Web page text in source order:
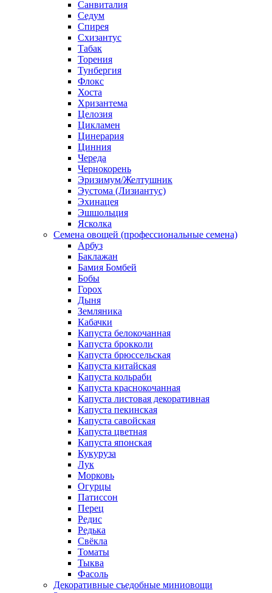
Санвиталия
Седум
Спирея
Схизантус
Табак
Торения
Тунбергия
Флокс
Хоста
Хризантема
Целозия
Цикламен
Цинерария
Цинния
Череда
Чернокорень
Эризимум/Желтушник
Эустома (Лизиантус)
Эхинацея
Эшшольция
Ясколка
Семена овощей (профессиональные семена)
Арбуз
Баклажан
Бамия Бомбей
Бобы
Горох
Дыня
Земляника
Кабачки
Капуста белокочанная
Капуста брокколи
Капуста брюссельская
Капуста китайская
Капуста кольраби
Капуста краснокочанная
Капуста листовая декоративная
Капуста пекинская
Капуста савойская
Капуста цветная
Капуста японская
Кукуруза
Лук
Морковь
Огурцы
Патиссон
Перец
Редис
Редька
Свёкла
Томаты
Тыква
Фасоль
Декоративные съедобные миниовощи